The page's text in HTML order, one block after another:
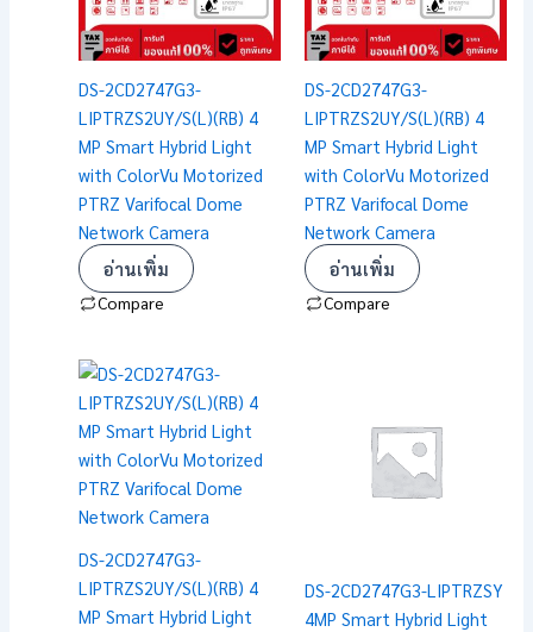
DS-2CD2747G3-
LIPTRZS2UY/S(L)(RB) 4
MP Smart Hybrid Light
with ColorVu Motorized
PTRZ Varifocal Dome
Network Camera
อ่านเพิ่ม
Compare
DS-2CD2747G3-
LIPTRZS2UY/S(L)(RB) 4
MP Smart Hybrid Light
with ColorVu Motorized
PTRZ Varifocal Dome
Network Camera
อ่านเพิ่ม
Compare
DS-2CD2747G3-
LIPTRZS2UY/S(L)(RB) 4
MP Smart Hybrid Light
DS-2CD2747G3-LIPTRZSY
4MP Smart Hybrid Light